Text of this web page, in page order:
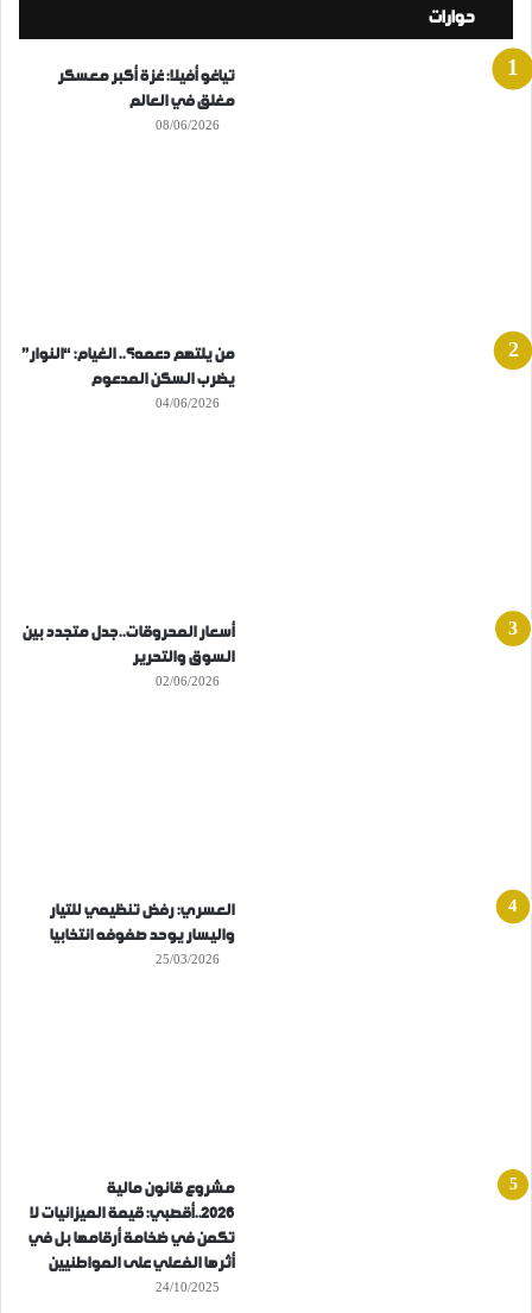
حوارات
تياغو أفيلا: غزة أكبر معسكر
مغلق في العالم
08/06/2026
من يلتهم دعمه؟.. الغيام: “النوار”
يضرب السكن المدعوم
04/06/2026
أسعار المحروقات..جدل متجدد بين
السوق والتحرير
02/06/2026
العسري: رفض تنظيمي للتيار
واليسار يوحد صفوفه انتخابيا
25/03/2026
مشروع قانون مالية
2026..أقصبي: قيمة الميزانيات لا
تكمن في ضخامة أرقامها بل في
أثرها الفعلي على المواطنيين
24/10/2025